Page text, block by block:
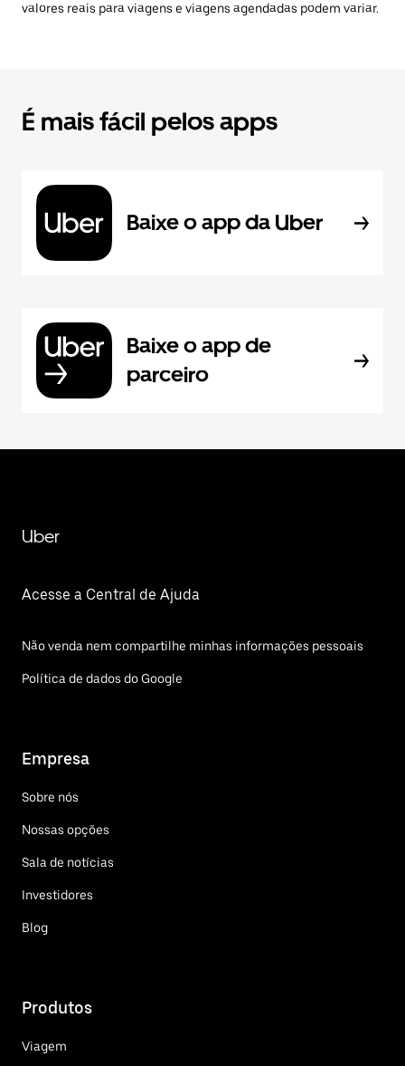
valores reais para viagens e viagens agendadas podem variar.
É mais fácil pelos apps
Baixe o app da Uber
Baixe o app de
parceiro
Uber
Acesse a Central de Ajuda
Não venda nem compartilhe minhas informações pessoais
Política de dados do Google
Empresa
Sobre nós
Nossas opções
Sala de notícias
Investidores
Blog
Produtos
Viagem